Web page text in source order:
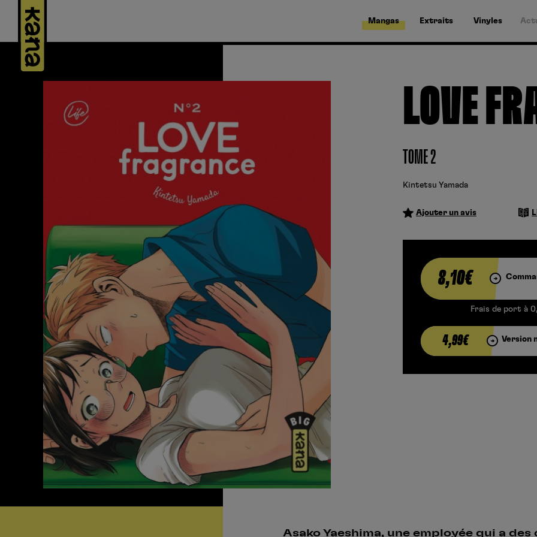
Mangas Extraits Vinyles
LOVE
TOME 2
Kintetsu Yamada
Ajouter un avis
8,10€
Frais de port à
4,99€ Version
Asako Yaeshima, une employée qui a
Panneau de gestion des cookies